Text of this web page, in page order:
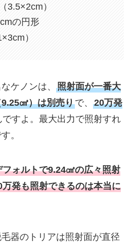
3.5×2cm）
の円形
）
ケノンは、照射面が一番大
㎠）は別売りで、20万発
ですよ。最大出力で照射すれ
。
フォルトで9.24㎠の広々照射
発も照射できるのは本当に
器のトリアは照射面が直径